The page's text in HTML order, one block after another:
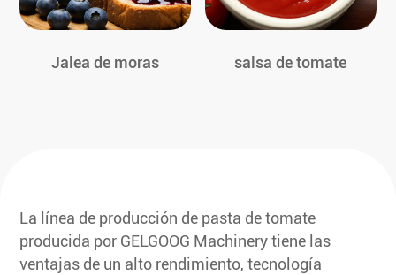
Jalea de moras salsa de tomate
La línea de producción de pasta de tomate
producida por GELGOOG Machinery tiene las
ventajas de un alto rendimiento, tecnología